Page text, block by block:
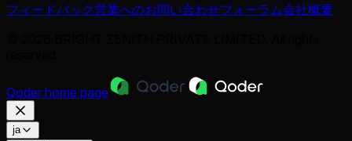
フィードバック営業へのお問い合わせフォーラム会社概要
Qoder home page
ja